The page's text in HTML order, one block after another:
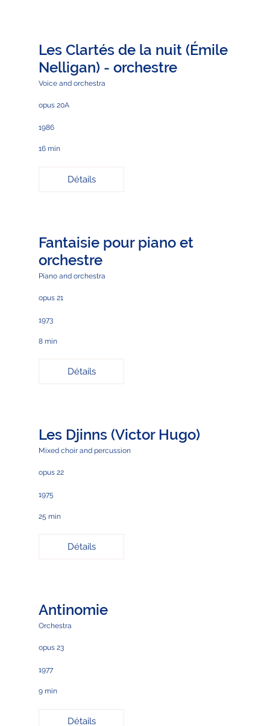
Les Clartés de la nuit (Émile
Nelligan) - orchestre
Voice and orchestra
opus 20A
1986
16 min
Détails
Fantaisie pour piano et
orchestre
Piano and orchestra
opus 21
1973
8 min
Détails
Les Djinns (Victor Hugo)
Mixed choir and percussion
opus 22
1975
25 min
Détails
Antinomie
Orchestra
opus 23
1977
9 min
Détails